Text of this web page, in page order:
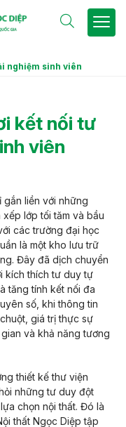
nghiệm sinh viên
kết nối tư
viên
liền với những
lớp tối tăm và bầu
các trường đại học
là một kho lưu trữ
Đây đã dịch chuyển
kích thích tư duy tự
tăng tính kết nối đa
số, khi thông tin
giá trị thực sự
và khả năng tương
thiết kế thư viện
những tư duy đột
chọn nội thất. Đó là
thất Ngọc Diệp tập